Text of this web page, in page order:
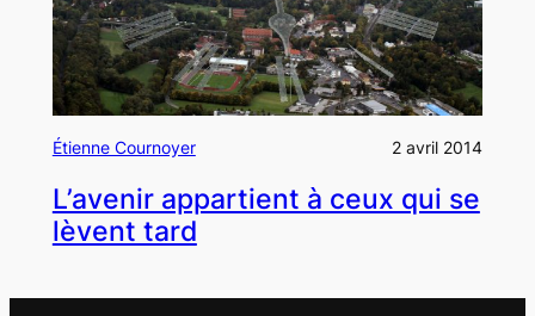
Étienne Cournoyer 2 avril 2014
L’avenir appartient à ceux qui se
lèvent tard